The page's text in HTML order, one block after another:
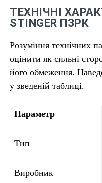
ТЕХНІЧНІ
STINGER ПЗРК
Розуміння технічних
оцінити як сильні
його обмеження.
у зведеній таблиці.
Параметр
Тип
Виробник